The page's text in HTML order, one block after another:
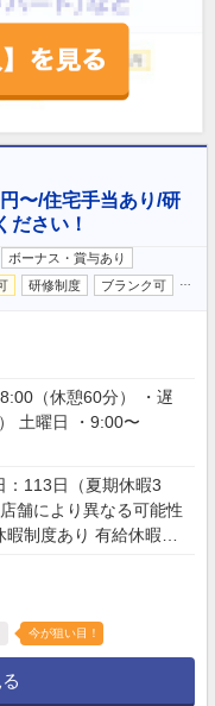
〜/住宅手当あり/研
ださい！
ボーナス・賞与あり
研修制度 ブランク可
（休憩60分） ・遅
土曜日 ・9:00〜
：113日（夏期休暇3
舗により異なる可能性
暇制度あり 有給休暇
ー休暇（1日） 永年
今が狙い目！